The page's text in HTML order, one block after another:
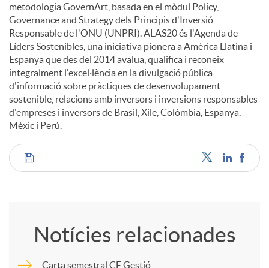
metodologia GovernArt, basada en el mòdul Policy,
Governance and Strategy dels Principis d'Inversió
Responsable de l'ONU (UNPRI). ALAS20 és l'Agenda de
Líders Sostenibles, una iniciativa pionera a Amèrica Llatina i
Espanya que des del 2014 avalua, qualifica i reconeix
integralment l'excel·lència en la divulgació pública
d'informació sobre pràctiques de desenvolupament
sostenible, relacions amb inversors i inversions responsables
d'empreses i inversors de Brasil, Xile, Colòmbia, Espanya,
Mèxic i Perú.
C
Notícies relacionades
Carta semestral CE Gestió